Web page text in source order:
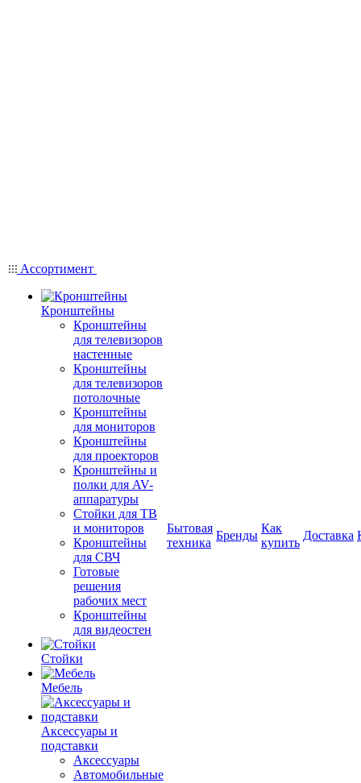
Ассортимент
Кронштейны
Кронштейны
для телевизоров
настенные
Кронштейны
для телевизоров
потолочные
Кронштейны
для мониторов
Кронштейны
для проекторов
Кронштейны и
полки для AV-
аппаратуры
Стойки для ТВ
и мониторов
Кронштейны
для СВЧ
Готовые
решения
рабочих мест
Кронштейны
для видеостен
Стойки
Мебель
Аксессуары и
подставки
Аксессуары
Автомобильные
Бытовая
техника
Бренды
Как
купить
Доставка